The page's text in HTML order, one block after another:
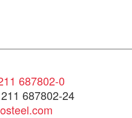
687802-0
687802-24